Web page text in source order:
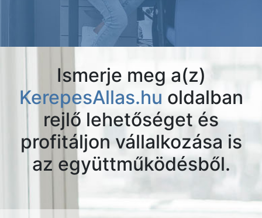
Ismerje meg a(z)
KerepesAllas.hu oldalban
rejlő lehetőséget és
profitáljon vállalkozása is
az együttműködésből.